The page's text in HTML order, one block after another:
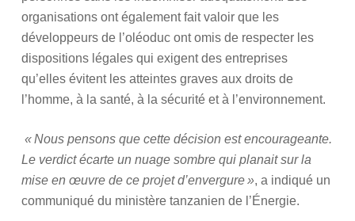
organisations ont également fait valoir que les
développeurs de l’oléoduc ont omis de respecter les
dispositions légales qui exigent des entreprises
qu’elles évitent les atteintes graves aux droits de
l’homme, à la santé, à la sécurité et à l’environnement.
« Nous pensons que cette décision est encourageante.
Le verdict écarte un nuage sombre qui planait sur la
mise en œuvre de ce projet d’envergure », a indiqué un
communiqué du ministère tanzanien de l’Énergie.